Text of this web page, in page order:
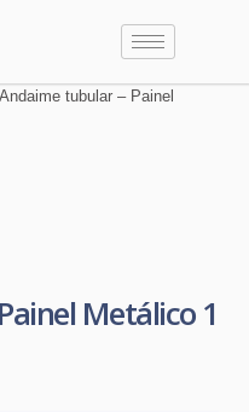
tubular – Painel
Metálico 1